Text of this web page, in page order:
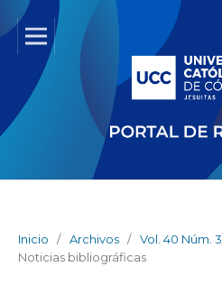
Inicio / Archivos / Vol. 40 Núm.
Noticias bibliográficas